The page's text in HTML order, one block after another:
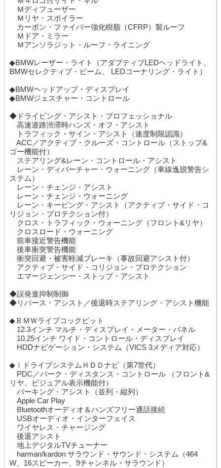
Ｍディフューザー
Ｍリヤ・スポイラー
カーボン・ファイバー強化樹脂（CFRP）製ルーフ
Ｍドア・ミラー
Ｍアンソラジット・ルーフ・ライニング
◆BMWレーザー・ライト（アダプティブLEDヘッドライト、
BMWセレクティブ・ビーム、 LEDコーナリング・ライト）
◆BMWヘッドアップ・ディスプレイ
◆BMWジェスチャー・コントロール
◆ドライビング・アシスト・プロフェッショナル
高速道路渋滞時ハンズ・オフ・アシスト
トラフィック・サイン・アシスト（速度制限認識）
ACC／アクティブ・クルーズ・コントロール（ストップ&
ゴー機能付）
ステアリング&レーン・コントロール・アシスト
レーン・ディパーチャー・ウォーニング（車線逸脱警告シ
ステム）
レーン・チェンジ・アシスト
レーン・チェンジ・ウォーニング
レーン・キーピング・アシスト（アクティブ・サイド・コ
リジョン・プロテクション付）
クロス・トラフィック・ウォーニング（フロント&リヤ）
クロスロード・ウォーニング
前車接近警告機能
後車衝突警告機能
衝突回避・被害軽減ブレーキ（事故回避アシスト付）
アクティブ・サイド・コリジョン・プロテクション
エマージェンシー・ストップ・アシスト
◆誤発進抑制制御
◆リバース・アシスト／後退時ステアリング・アシスト機能
◆ＢＭＷライブコックピット
12.3インチ マルチ・ディスプレイ・メーター・パネル
10.25インチ ワイド・コントロール・ディスプレイ
HDDナビゲーション・システム（VICS 3メディア対応）
◆ｉドライブシステムＨＤＤナビ（第7世代）
PDC／パーク・ディスタンス・コントロール （フロント&
リヤ、ビジュアル表示機能付）
パーキング・アシスト（並列・縦列）
Apple Car Play
Bluetoothオーディオ＆ハンズフリー通話接続
USBオーディオ・インターフェイス
ワイヤレス・チャージング
後退アシスト
地上デジタルTVチューナー
harman/kardon サラウンド・サウンド・システム（464
W、16スピーカー、9チャンネル・サラウンド）